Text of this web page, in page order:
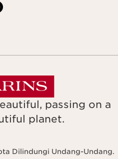
passing on a
planet.
Dilindungi Undang-Undang.